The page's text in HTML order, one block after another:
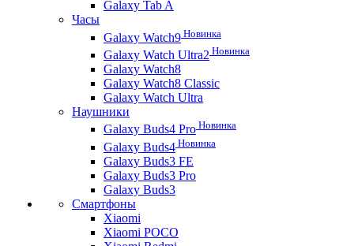
Galaxy Tab A
Часы
Galaxy Watch9 Новинка
Galaxy Watch Ultra2 Новинка
Galaxy Watch8
Galaxy Watch8 Classic
Galaxy Watch Ultra
Наушники
Galaxy Buds4 Pro Новинка
Galaxy Buds4 Новинка
Galaxy Buds3 FE
Galaxy Buds3 Pro
Galaxy Buds3
Смартфоны
Xiaomi
Xiaomi POCO